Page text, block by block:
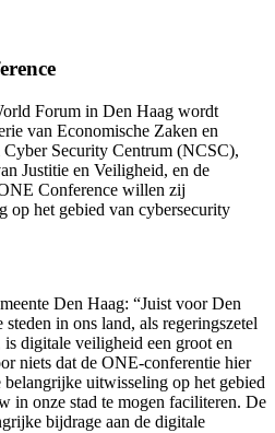
Forum in Den Haag wordt
van Economische Zaken en
Security Centrum (NCSC),
Justitie en Veiligheid, en de
Conference willen zij
op het gebied van cybersecurity
Den Haag: “Juist voor Den
in ons land, als regeringszetel
is digitale veiligheid een groot en
niets dat de ONE-conferentie hier
uitwisseling op het gebied
in onze stad te mogen faciliteren. De
bijdrage aan de digitale